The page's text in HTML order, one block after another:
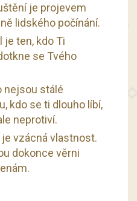
je projevem
lidského počínání.
je ten, kdo Ti
se Tvého
nejsou stálé
kdo se ti dlouho líbí,
neprotiví.
vzácná vlastnost.
dokonce věrni